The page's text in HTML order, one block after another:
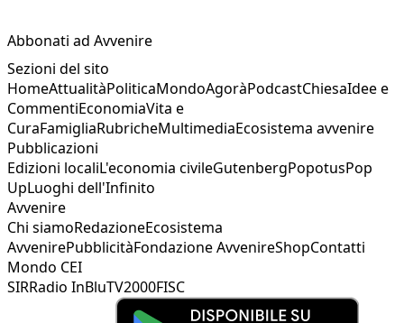
Abbonati ad Avvenire
Sezioni del sito
HomeAttualitàPoliticaMondoAgoràPodcastChiesaIdee e
CommentiEconomiaVita e
CuraFamigliaRubricheMultimediaEcosistema avvenire
Pubblicazioni
Edizioni localiL'economia civileGutenbergPopotusPop
UpLuoghi dell'Infinito
Avvenire
Chi siamoRedazioneEcosistema
AvvenirePubblicitàFondazione AvvenireShopContatti
Mondo CEI
SIRRadio InBluTV2000FISC